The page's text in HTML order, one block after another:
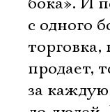
с одного
торговка,
продает,
за